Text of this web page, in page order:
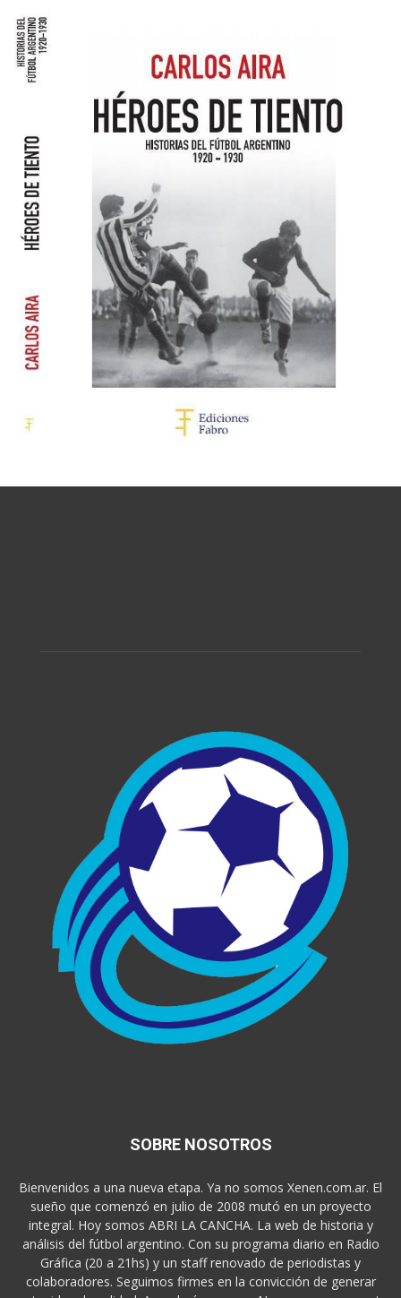
SOBRE NOSOTROS
Bienvenidos a una nueva etapa. Ya no somos Xenen.com.ar. El
sueño que comenzó en julio de 2008 mutó en un proyecto
integral. Hoy somos ABRI LA CANCHA. La web de historia y
análisis del fútbol argentino. Con su programa diario en Radio
Gráfica (20 a 21hs) y un staff renovado de periodistas y
colaboradores. Seguimos firmes en la convicción de generar